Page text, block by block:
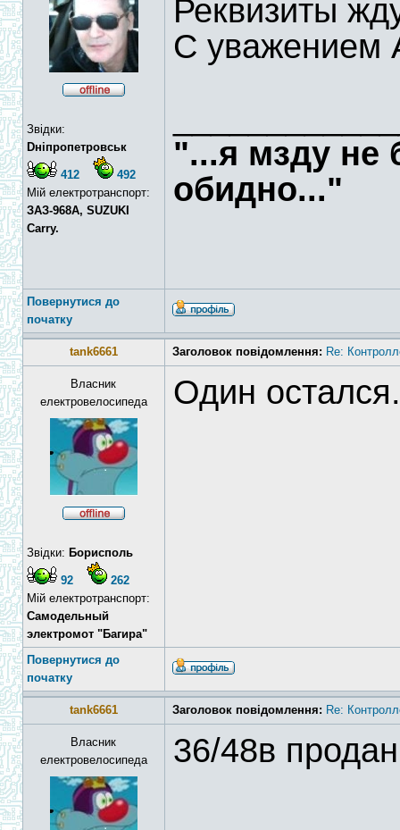
Звідки:
Dніпропетровськ
412
492
Мій електротранспорт:
ЗАЗ-968А, SUZUKI
Carry.
Реквизиты
С уважением
"...я мзду не
обидно..."
Повернутися до
початку
tank6661 Заголовок повідомлення: Re:
Власник
електровелосипеда
Звідки: Борисполь
92
262
Мій електротранспорт:
Самодельный
электромот "Багира"
Один
Повернутися до
початку
tank6661 Заголовок повідомлення: Re:
Власник
електровелосипеда
36/48в